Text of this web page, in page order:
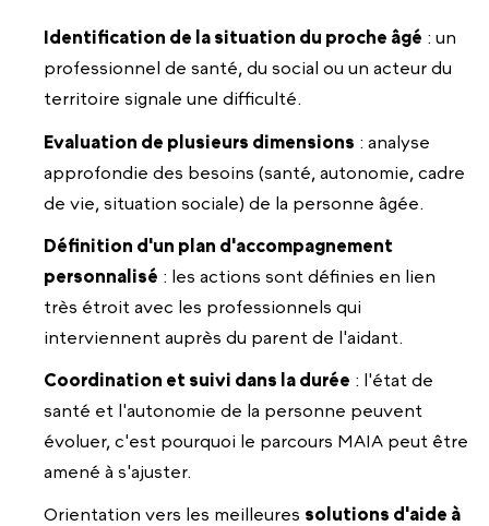
Identification de la situation du proche âgé : un
professionnel de santé, du social ou un acteur du
territoire signale une difficulté.
Evaluation de plusieurs dimensions : analyse
approfondie des besoins (santé, autonomie, cadre
de vie, situation sociale) de la personne âgée.
Définition d'un plan d'accompagnement
personnalisé : les actions sont définies en lien
très étroit avec les professionnels qui
interviennent auprès du parent de l'aidant.
Coordination et suivi dans la durée : l'état de
santé et l'autonomie de la personne peuvent
évoluer, c'est pourquoi le parcours MAIA peut être
amené à s'ajuster.
Orientation vers les meilleures solutions d'aide à